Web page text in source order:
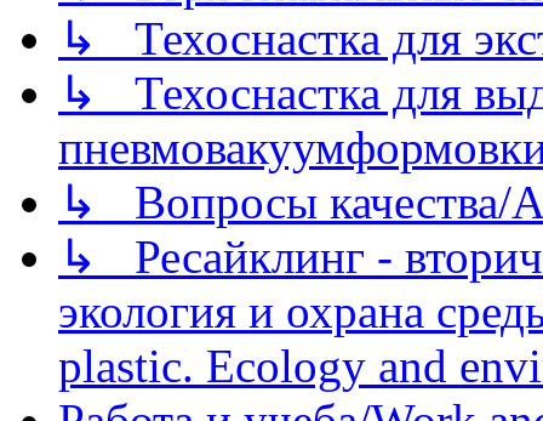
↳ Техоснастка для
↳ Техоснастка для
↳ Вопросы качества/
↳ Ресайклинг -
экология и охрана
plastic. Ecology and